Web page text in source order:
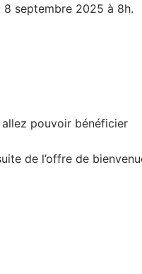
8 septembre 2025 à 8h.
pouvoir bénéficier
de l’offre de